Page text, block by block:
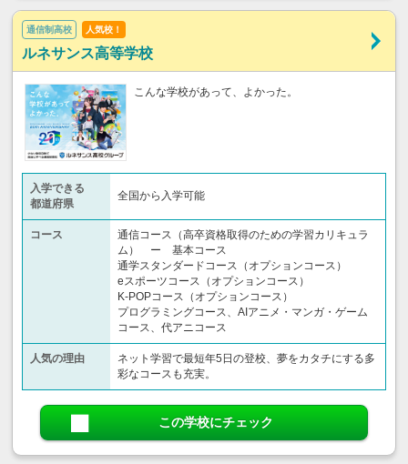
通信制高校 人気校！
ルネサンス高等学校
こんな学校があって、よかった。
入学できる
都道府県
全国から入学可能
コース
通信コース（高卒資格取得のための学習カリキュラ
ム） ー 基本コース
通学スタンダードコース（オプションコース）
eスポーツコース（オプションコース）
K-POPコース（オプションコース）
プログラミングコース、AIアニメ・マンガ・ゲーム
コース、代アニコース
人気の理由
ネット学習で最短年5日の登校、夢をカタチにする多
彩なコースも充実。
この学校にチェック